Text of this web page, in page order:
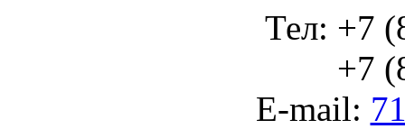
Тел: +7
+7
E-mail: